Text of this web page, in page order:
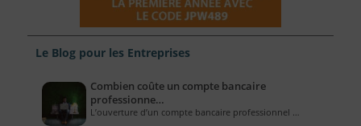
Le Blog pour les Entreprises
Combien coûte un compte bancaire
professionne…
L’ouverture d’un compte bancaire professionnel …